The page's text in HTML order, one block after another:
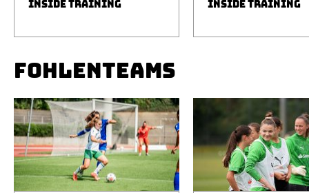
INSIDE TRAINING INSIDE TRAINING
FOHLENTEAMS